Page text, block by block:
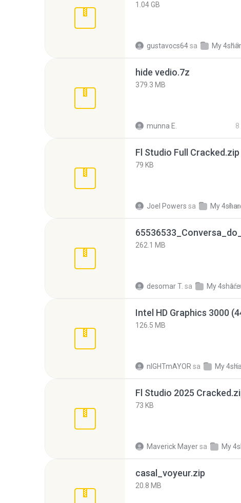
1.04 GB
gustavocs64sa My
hide vedio.7z
379.3 MB
munna E.
Fl Studio Full Cracked.zip
79 KB
Joel Powers sa My 4
262.1 MB
desomar T. sa My 16
126.5 MB
nIGHTmAYOR sa My 6
Fl Studio 2025
73 KB
Maverick Mayersa My
casal_voyeur.zip
20.8 MB